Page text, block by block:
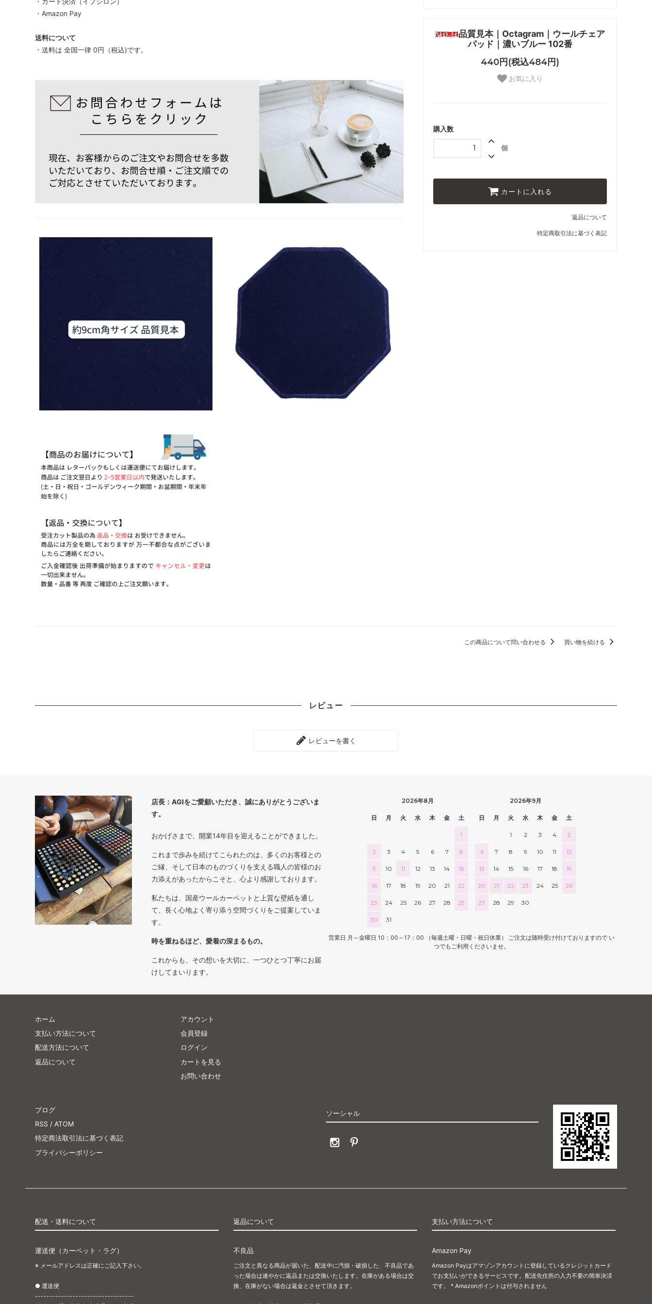
品質見本｜Octagram｜ウールチェア
パッド｜濃いブルー 102番
440円(税込484円)
お気に入り
購入数
個
カートに入れる
返品について
特定商取引法に基づく表記
・Amazon Pay
送料について
・送料は 全国一律 0円（税込)です。
この商品について問い合わせる 買い物を続ける
レビュー
レビューを書く
店長：AGIをご愛顧いただき、誠にありがとうございま
す。
おかげさまで、開業14年目を迎えることができました。
これまで歩みを続けてこられたのは、多くのお客様との
ご縁、そして日本のものづくりを支える職人の皆様のお
力添えがあったからこそと、心より感謝しております。
私たちは、国産ウールカーペットと上質な壁紙を通し
て、長く心地よく寄り添う空間づくりをご提案していま
す。
時を重ねるほど、愛着の深まるもの。
これからも、その想いを大切に、一つひとつ丁寧にお届
けしてまいります。
2026年8月
日 月 火 水 木 金 土
1
2 3 4 5 6 7 8
9 10 11 12 13 14 15
16 17 18 19 20 21 22
23 24 25 26 27 28 29
30 31
2026年9月
日 月 火 水 木 金 土
1 2 3 4 5
6 7 8 9 10 11 12
13 14 15 16 17 18 19
20 21 22 23 24 25 26
27 28 29 30
営業日 月～金曜日 10：00～17：00 （毎週土曜・日曜・祝日休業） ご注文は随時受け付けておりますので い
つでもご利用くださいませ。
ホーム
支払い方法について
配送方法について
返品について
アカウント
会員登録
ログイン
カートを見る
お問い合わせ
ソーシャル
ブログ
RSS / ATOM
特定商法取引法に基づく表記
プライバシーポリシー
配送・送料について
運送便（カーペット・ラグ）
※ メールアドレスは正確にご記入下さい。
● 運送便
----------------------------------
返品について
不良品
ご注文と異なる商品が届いた、配送中に汚損・破損した、不良品であ
った場合は速やかに返品または交換いたします。在庫がある場合は交
換、在庫がない場合は返金とさせて頂きます。
支払い方法について
Amazon Pay
Amazon Payはアマゾンアカウントに登録しているクレジットカード
でお支払いができるサービスです。配送先住所の入力不要の簡単決済
です。 * Amazonポイントは付与されません